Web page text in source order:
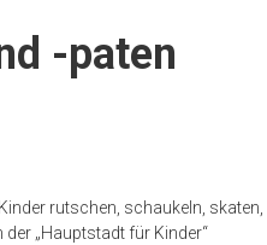
-paten
rutschen, schaukeln, skaten,
„Hauptstadt für Kinder“